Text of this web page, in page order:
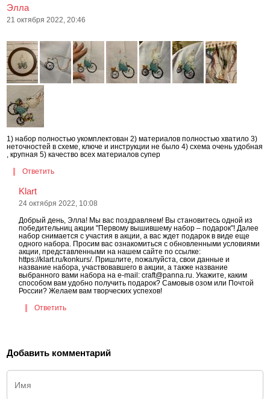
Элла
21 октября 2022, 20:46
1) набор полностью укомплектован 2) материалов полностью хватило 3)
неточностей в схеме, ключе и инструкции не было 4) схема очень удобная
, крупная 5) качество всех материалов супер
Ответить
Klart
24 октября 2022, 10:08
Добрый день, Элла! Мы вас поздравляем! Вы становитесь одной из
победительниц акции "Первому вышившему набор – подарок"! Далее
набор снимается с участия в акции, а вас ждет подарок в виде еще
одного набора. Просим вас ознакомиться с обновленными условиями
акции, представленными на нашем сайте по ссылке:
https://klart.ru/konkurs/. Пришлите, пожалуйста, свои данные и
название набора, участвовавшего в акции, а также название
выбранного вами набора на e-mail: craft@panna.ru. Укажите, каким
способом вам удобно получить подарок? Самовыв озом или Почтой
России? Желаем вам творческих успехов!
Ответить
Добавить комментарий